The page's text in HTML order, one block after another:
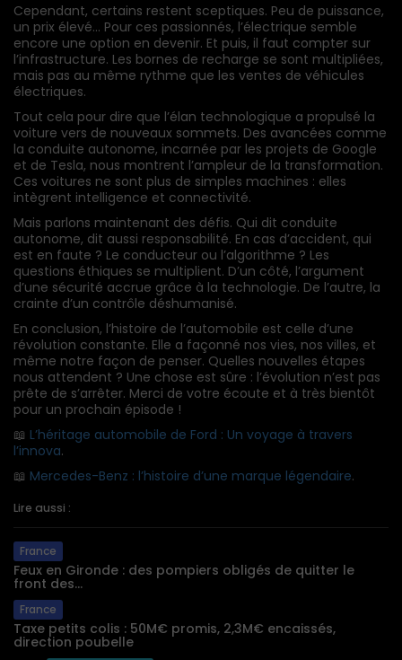
Cependant, certains restent sceptiques. Peu de puissance,
un prix élevé… Pour ces passionnés, l’électrique semble
encore une option en devenir. Et puis, il faut compter sur
l’infrastructure. Les bornes de recharge se sont multipliées,
mais pas au même rythme que les ventes de véhicules
électriques.
Tout cela pour dire que l’élan technologique a propulsé la
voiture vers de nouveaux sommets. Des avancées comme
la conduite autonome, incarnée par les projets de Google
et de Tesla, nous montrent l’ampleur de la transformation.
Ces voitures ne sont plus de simples machines : elles
intègrent intelligence et connectivité.
Mais parlons maintenant des défis. Qui dit conduite
autonome, dit aussi responsabilité. En cas d’accident, qui
est en faute ? Le conducteur ou l’algorithme ? Les
questions éthiques se multiplient. D’un côté, l’argument
d’une sécurité accrue grâce à la technologie. De l’autre, la
crainte d’un contrôle déshumanisé.
En conclusion, l’histoire de l’automobile est celle d’une
révolution constante. Elle a façonné nos vies, nos villes, et
même notre façon de penser. Quelles nouvelles étapes
nous attendent ? Une chose est sûre : l’évolution n’est pas
prête de s’arrêter. Merci de votre écoute et à très bientôt
pour un prochain épisode !
📖 L’héritage automobile de Ford : Un voyage à travers
l’innova.
📖 Mercedes-Benz : l’histoire d’une marque légendaire.
Lire aussi :
France
Feux en Gironde : des pompiers obligés de quitter le
front des...
France
Taxe petits colis : 50M€ promis, 2,3M€ encaissés,
direction poubelle